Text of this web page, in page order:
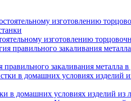
изготовлению
правильного закаливания металла
в домашних условиях изделий из